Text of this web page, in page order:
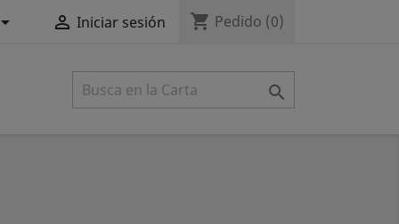
 Iniciar sesión shopping_cart Pedido (0)
